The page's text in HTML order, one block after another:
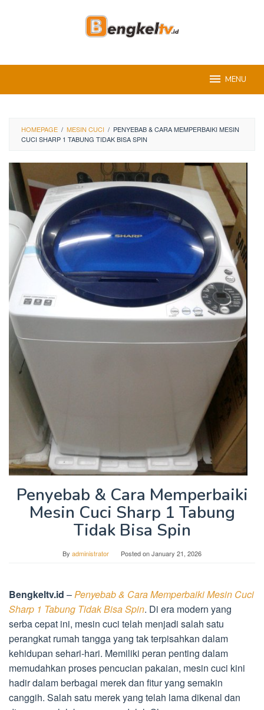
MENU
HOMEPAGE / MESIN CUCI / PENYEBAB & CARA MEMPERBAIKI MESIN
CUCI SHARP 1 TABUNG TIDAK BISA SPIN
Penyebab & Cara Memperbaiki
Mesin Cuci Sharp 1 Tabung
Tidak Bisa Spin
By administrator Posted onJanuary 21, 2026
Bengkeltv.id –Penyebab & Cara Memperbaiki Mesin Cuci
Sharp 1 Tabung Tidak Bisa Spin. Di era modern yang
serba cepat ini, mesin cuci telah menjadi salah satu
perangkat rumah tangga yang tak terpisahkan dalam
kehidupan sehari-hari. Memiliki peran penting dalam
memudahkan proses pencucian pakaian, mesin cuci kini
hadir dalam berbagai merek dan fitur yang semakin
canggih. Salah satu merek yang telah lama dikenal dan